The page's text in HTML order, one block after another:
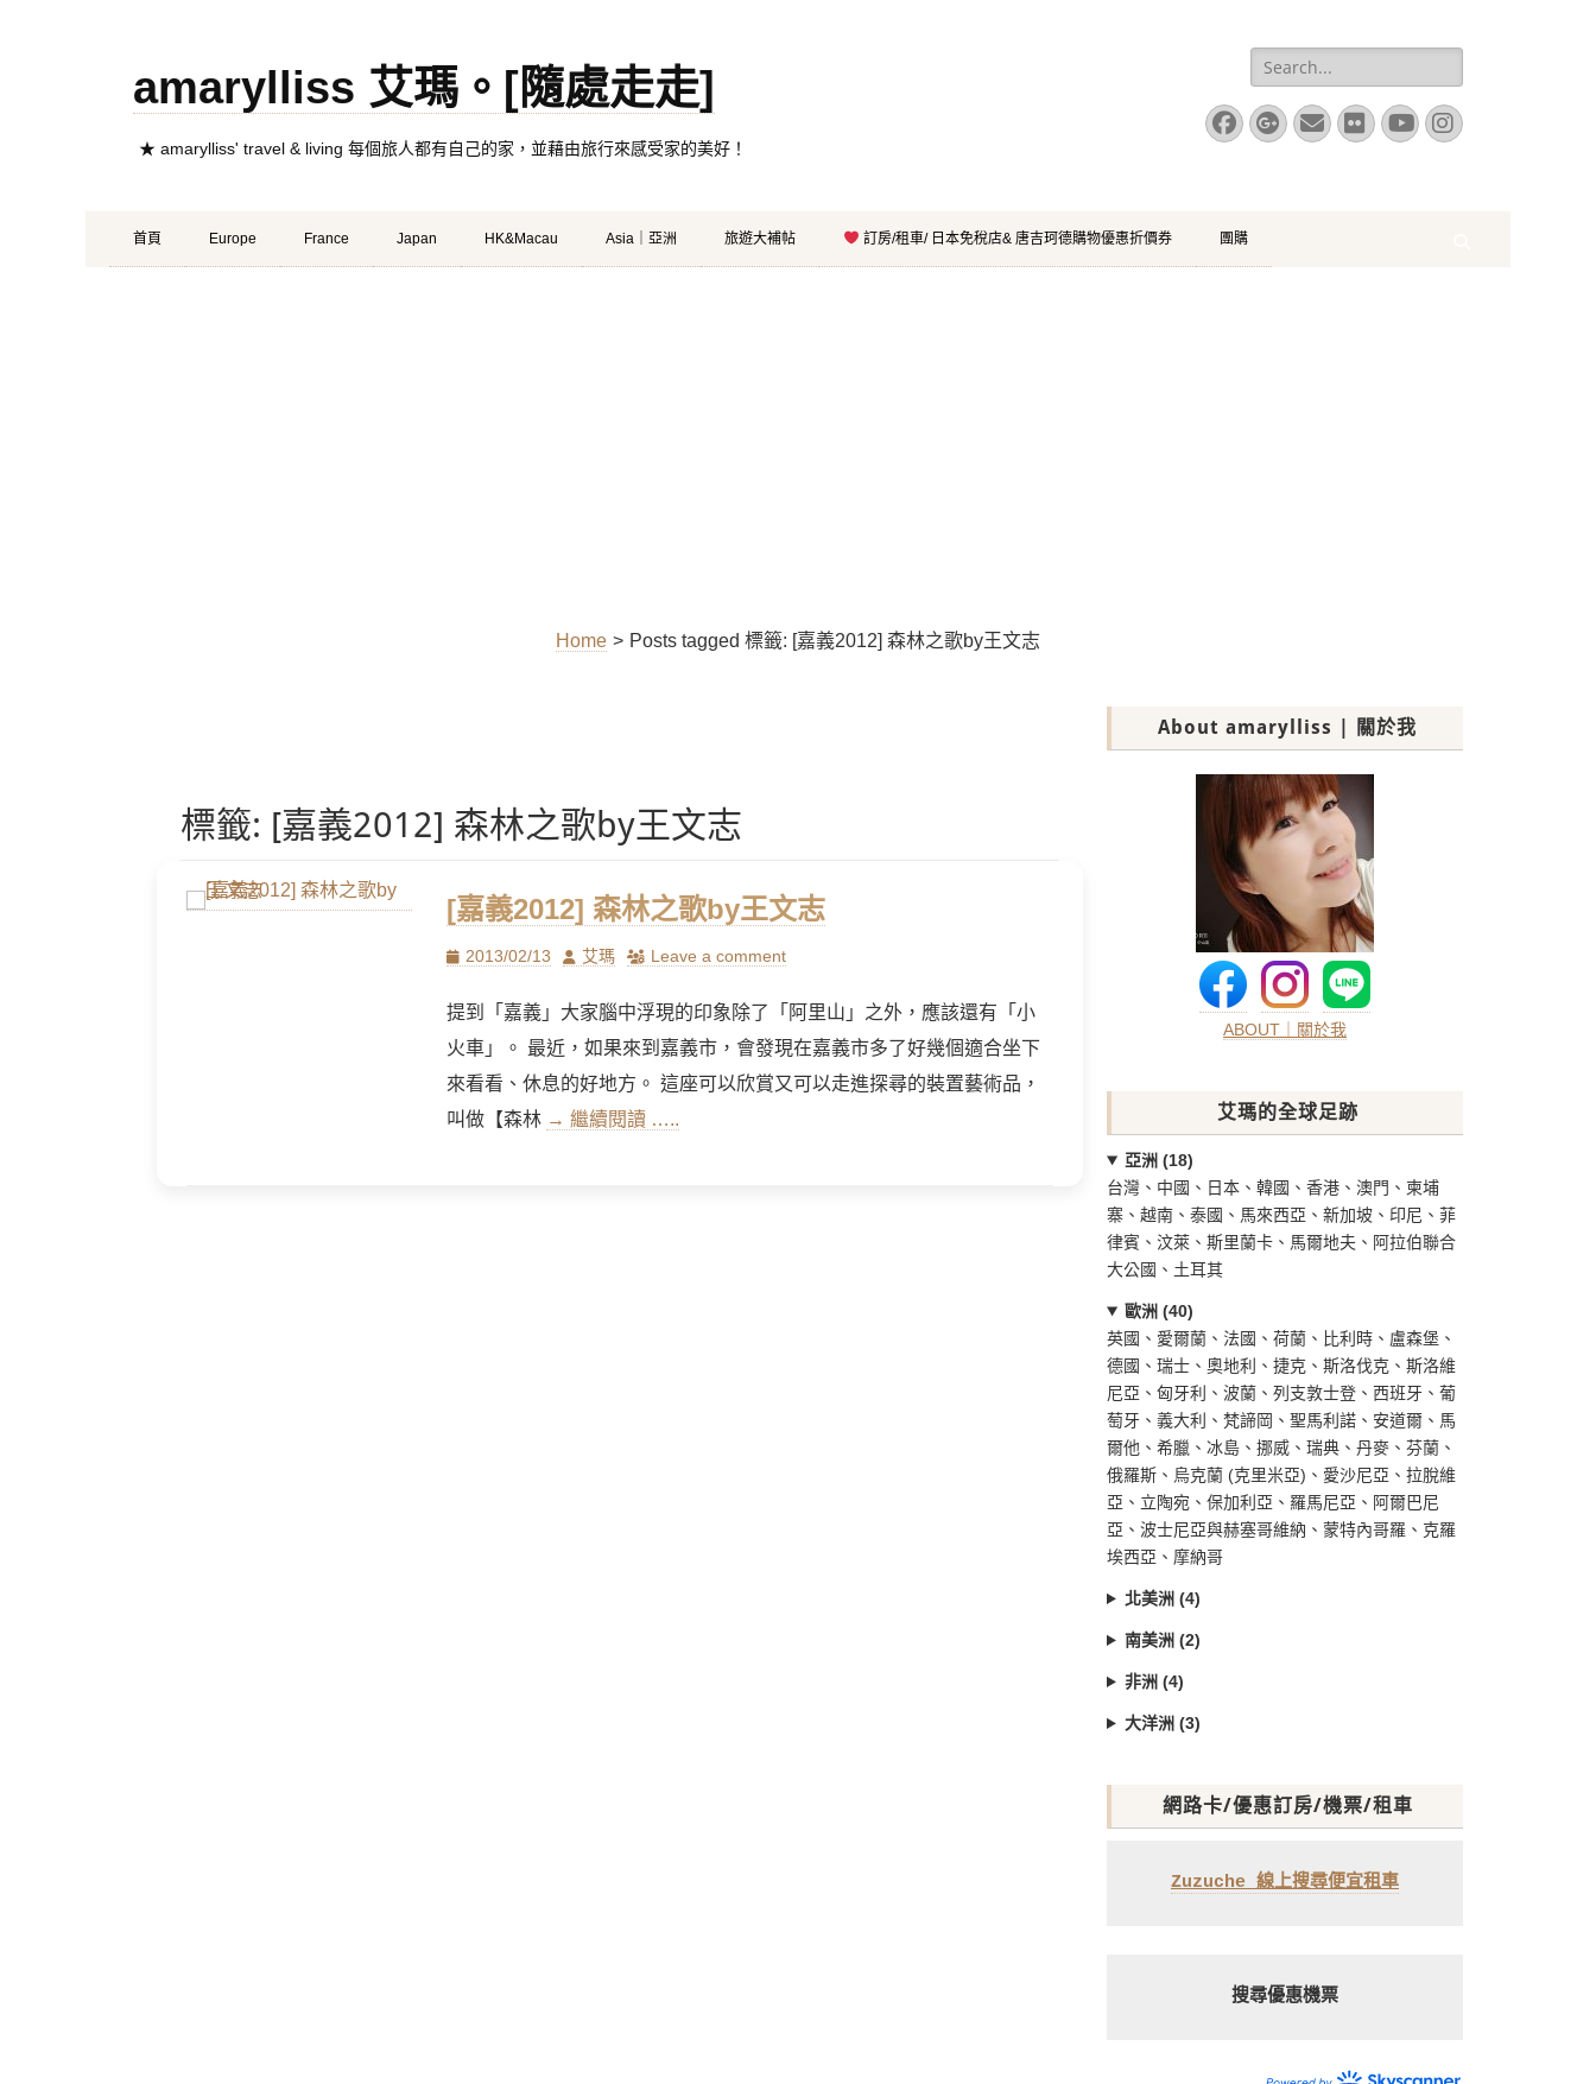
amarylliss 艾瑪。[隨處走走]
★ amarylliss' travel & living 每個旅人都有自己的家，並藉由旅行來感受家的美好！
Search
for:
Facebook
Googleplus
EmailFlickrYouTube
Instagram
Primary
Menu
Skip
to
首頁 Europe France Japan HK&Macau Asia｜亞洲 旅遊大補帖 訂房/租車/ 日本免稅店& 唐吉珂德購物優惠折價券 團購
Home > Posts tagged 標籤: [嘉義2012] 森林之歌by王文志
標籤: [嘉義2012] 森林之歌by王文志
[嘉義2012] 森林之歌by王文志
Posted
2013/02/13 Author
艾瑪 Leave a comment
提到「嘉義」大家腦中浮現的印象除了「阿里山」之外，應該還有「小
火車」。 最近，如果來到嘉義市，會發現在嘉義市多了好幾個適合坐下
來看看、休息的好地方。 這座可以欣賞又可以走進探尋的裝置藝術品，
叫做【森林 → 繼續閱讀 …..
About amarylliss | 關於我
ABOUT｜關於我
艾瑪的全球足跡
亞洲 (18)
台灣、中國、日本、韓國、香港、澳門、柬埔
寨、越南、泰國、馬來西亞、新加坡、印尼、菲
律賓、汶萊、斯里蘭卡、馬爾地夫、阿拉伯聯合
大公國、土耳其
歐洲 (40)
英國、愛爾蘭、法國、荷蘭、比利時、盧森堡、
德國、瑞士、奧地利、捷克、斯洛伐克、斯洛維
尼亞、匈牙利、波蘭、列支敦士登、西班牙、葡
萄牙、義大利、梵諦岡、聖馬利諾、安道爾、馬
爾他、希臘、冰島、挪威、瑞典、丹麥、芬蘭、
俄羅斯、烏克蘭 (克里米亞)、愛沙尼亞、拉脫維
亞、立陶宛、保加利亞、羅馬尼亞、阿爾巴尼
亞、波士尼亞與赫塞哥維納、蒙特內哥羅、克羅
埃西亞、摩納哥
北美洲 (4)
南美洲 (2)
非洲 (4)
大洋洲 (3)
網路卡/優惠訂房/機票/租車
Zuzuche 線上搜尋便宜租車
搜尋優惠機票